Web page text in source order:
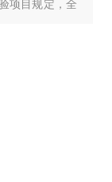
项目规定，全
力测试机是各